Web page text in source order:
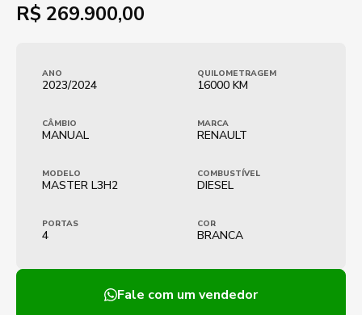
R$ 269.900,00
ANO
2023/2024
QUILOMETRAGEM
16000 KM
CÂMBIO
MANUAL
MARCA
RENAULT
MODELO
MASTER L3H2
COMBUSTÍVEL
DIESEL
PORTAS
4
COR
BRANCA
Fale com um vendedor